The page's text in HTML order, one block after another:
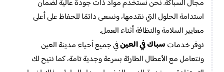
مجال السباكة. نحن نستخدم مواد ذات جودة عالية لضمان
استدامة الحلول التي نقدمها، ونسعى دائمًا للحفاظ على أعلى
معايير السلامة والنظافة أثناء العمل.
نوفر خدماتسباك في العينفي جميع أحياء مدينة العين
ونتعامل مع الأعطال الطارئة بسرعة وجدية تامة، كما نتيح لك